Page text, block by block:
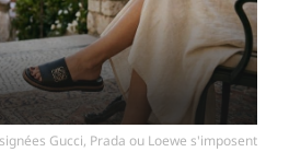
Gucci, Prada ou Loewe s'imposent